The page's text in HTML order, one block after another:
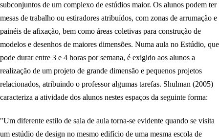
subconjuntos de um complexo de estúdios maior. Os alunos podem ter
mesas de trabalho ou estiradores atribuídos, com zonas de arrumação e
painéis de afixação, bem como áreas coletivas para construção de
modelos e desenhos de maiores dimensões. Numa aula no Estúdio, que
pode durar entre 3 e 4 horas por semana, é exigido aos alunos a
realização de um projeto de grande dimensão e pequenos projetos
relacionados, atribuindo o professor algumas tarefas. Shulman (2005)
caracteriza a atividade dos alunos nestes espaços da seguinte forma:
"Um diferente estilo de sala de aula torna-se evidente quando se visita
um estúdio de design no mesmo edifício de uma mesma escola de